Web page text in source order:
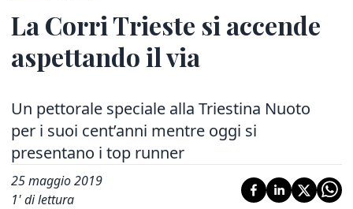
La Corri Trieste si accende
aspettando il via
Un pettorale speciale alla Triestina Nuoto
per i suoi cent’anni mentre oggi si
presentano i top runner
25 maggio 2019
1' di lettura